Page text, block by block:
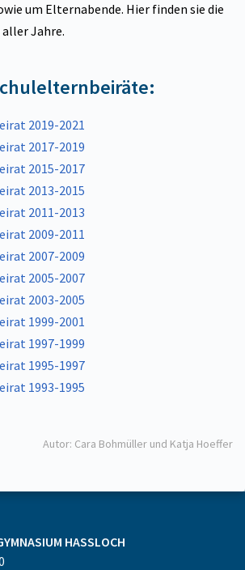
um Elternabende. Hier finden sie die
Jahre.
2019-2021
2017-2019
2015-2017
2013-2015
2011-2013
2009-2011
2007-2009
2005-2007
2003-2005
1999-2001
1997-1999
1995-1997
1993-1995
Autor: Cara Bohmüller und Katja Hoeffer
HASSLOCH